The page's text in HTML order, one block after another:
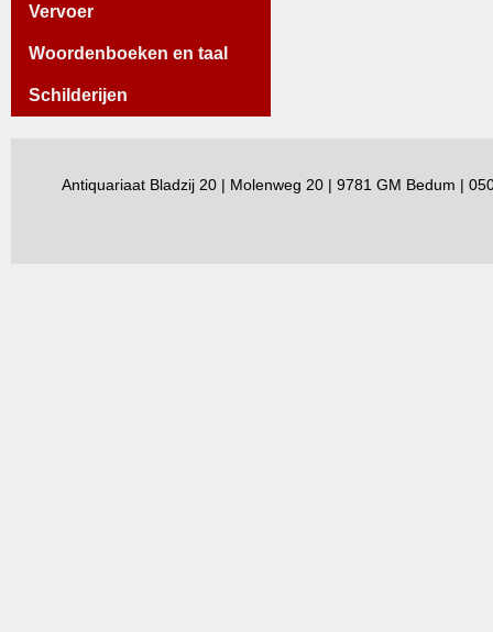
Vervoer
Woordenboeken en taal
Schilderijen
Antiquariaat Bladzij 20 | Molenweg 20 | 9781 GM Bedum |